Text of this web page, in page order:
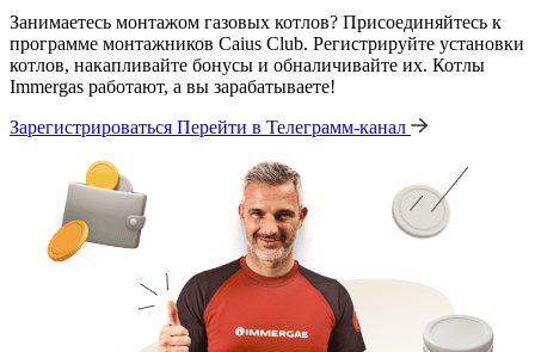
Занимаетесь монтажом газовых котлов? Присоединяйтесь к
программе монтажников Caius Club. Регистрируйте установки
котлов, накапливайте бонусы и обналичивайте их. Котлы
Immergas работают, а вы зарабатываете!
Зарегистрироваться Перейти в Телеграмм-канал